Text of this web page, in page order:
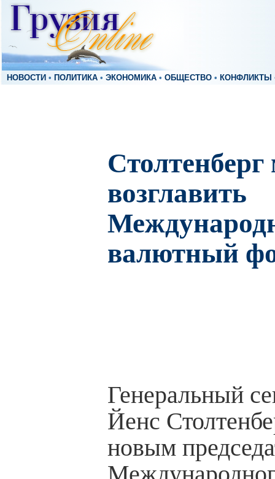
НОВОСТИ • ПОЛИТИКА • ЭКОНОМИКА • ОБЩЕСТВО • КОНФЛИКТЫ
возглавить
валютный
Генеральный
Йенс
новым